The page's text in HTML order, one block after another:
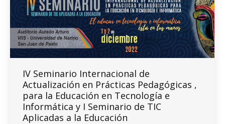
IV Seminario Internacional de
Actualización en Prácticas Pedagógicas ,
para la Educación en Tecnología e
Informática y I Seminario de TIC
Aplicadas a la Educación